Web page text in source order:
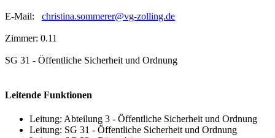
E-Mail: christina.sommerer@vg-zolling.de
Zimmer: 0.11
SG 31 - Öffentliche Sicherheit und Ordnung
Leitende Funktionen
Leitung: Abteilung 3 - Öffentliche Sicherheit und Ordnung
Leitung: SG 31 - Öffentliche Sicherheit und Ordnung